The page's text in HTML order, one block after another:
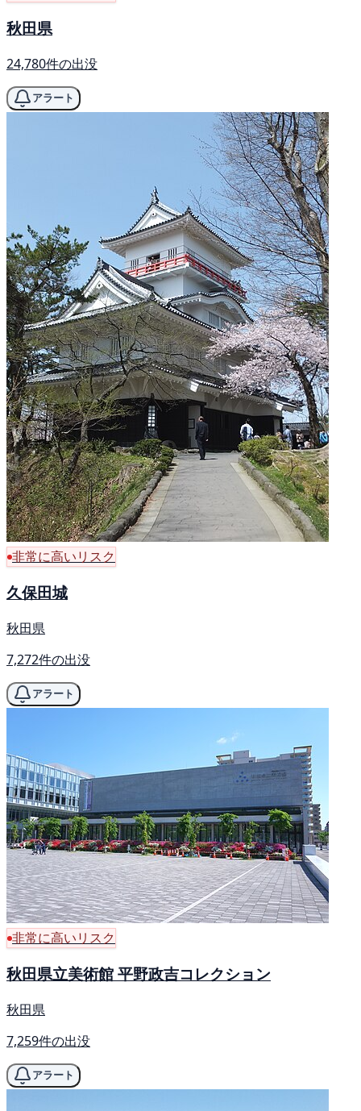
秋田県
24,780件の出没
アラート
非常に高いリスク
久保田城
秋田県
7,272件の出没
アラート
非常に高いリスク
秋田県立美術館 平野政吉コレクション
秋田県
7,259件の出没
アラート